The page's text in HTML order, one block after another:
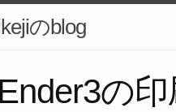
のblog
Ender3の